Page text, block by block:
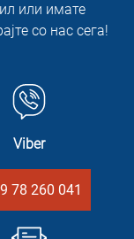
или имате
со нас сега!
Viber
78 260 041